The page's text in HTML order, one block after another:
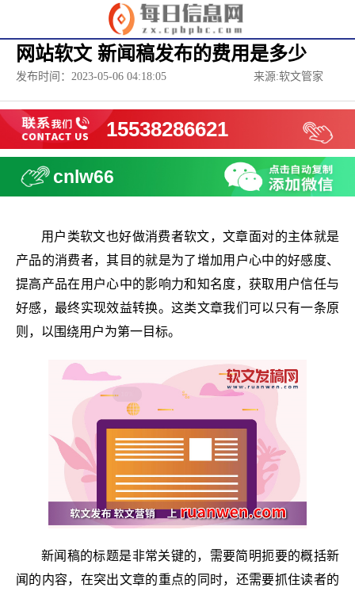
网站软文 新闻稿发布的费用是多少
发布时间：2023-05-06 04:18:05 来源:软文管家
15538286621
cnlw66
用户类软文也好做消费者软文，文章面对的主体就是
产品的消费者，其目的就是为了增加用户心中的好感度、
提高产品在用户心中的影响力和知名度，获取用户信任与
好感，最终实现效益转换。这类文章我们可以只有一条原
则，以围绕用户为第一目标。
新闻稿的标题是非常关键的，需要简明扼要的概括新
闻的内容，在突出文章的重点的同时，还需要抓住读者的